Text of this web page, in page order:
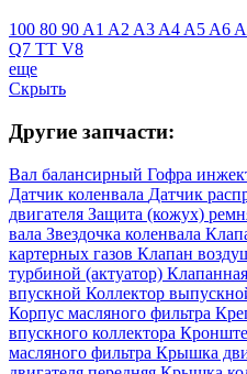
100 80 90 A1 A2 A3 A4 A5 A6
Q7 TT V8
еще
Скрыть
Другие запчасти:
Вал балансирный Гофра
Датчик коленвала Датчик
двигателя Защита (кожух)
вала Звездочка коленвала
картерных газов Клапан
турбиной (актуатор)
впускной Коллектор
Корпус масляного фильтра
впускного коллектора
масляного фильтра Крышка